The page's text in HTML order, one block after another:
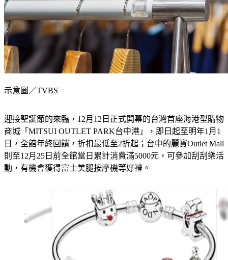
示意圖／TVBS
迎接聖誕節的來臨，12月12日正式開幕的台灣首座海港型購物
商城「MITSUI OUTLET PARK台中港」，即日起至明年1月1
日，全館年終回饋，折扣最低至2折起；台中的麗寶Outlet Mall
則至12月25日前全館當日累計消費滿5000元，可參加刮刮樂活
動，有機會獲得富士美腿按摩機等好禮。